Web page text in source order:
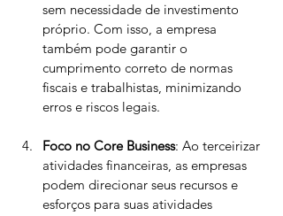
sem necessidade de investimento
próprio. Com isso, a empresa
também pode garantir o
cumprimento correto de normas
fiscais e trabalhistas, minimizando
erros e riscos legais.
Foco no Core Business: Ao terceirizar
atividades financeiras, as empresas
podem direcionar seus recursos e
esforços para suas atividades